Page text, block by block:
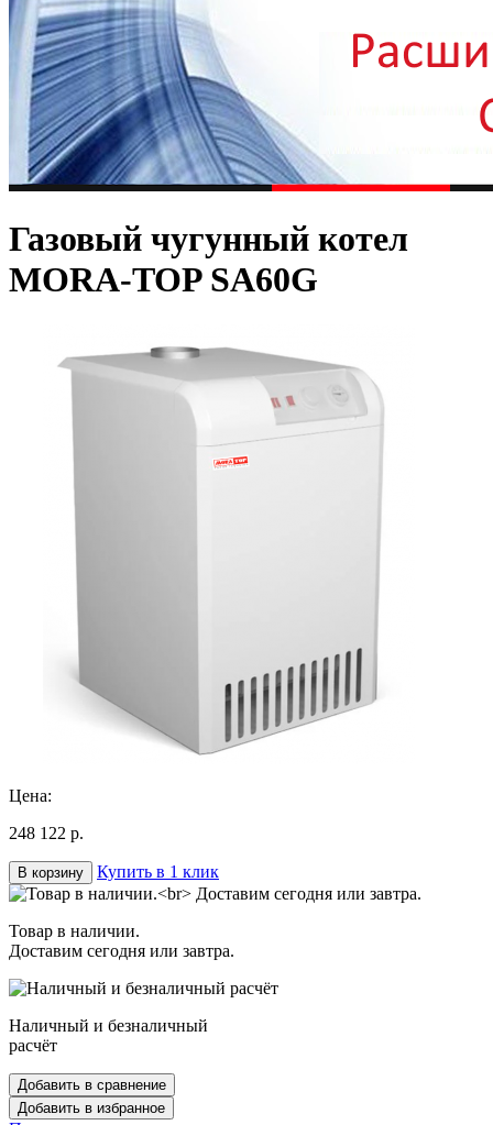
Газовый чугунный котел
MORA-TOP SA60G
Цена:
248 122 р.
В корзину Купить в 1 клик
Товар в наличии.
Доставим сегодня или завтра.
Наличный и безналичный
расчёт
Добавить в сравнение
Добавить в избранное